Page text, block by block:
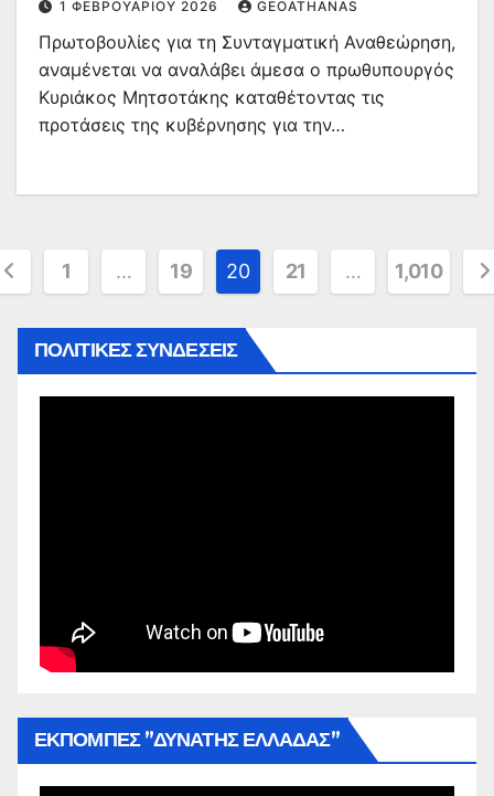
1 ΦΕΒΡΟΥΑΡΊΟΥ 2026 GEOATHANAS
Πρωτοβουλίες για τη Συνταγματική Αναθεώρηση,
αναμένεται να αναλάβει άμεσα ο πρωθυπουργός
Κυριάκος Μητσοτάκης καταθέτοντας τις
προτάσεις της κυβέρνησης για την…
1 … 19 20 21 … 1,010
ΠΟΛΙΤΙΚΕΣ ΣΥΝΔΕΣΕΙΣ
ΕΚΠΟΜΠΕΣ ”ΔΥΝΑΤΗΣ ΕΛΛΑΔΑΣ”